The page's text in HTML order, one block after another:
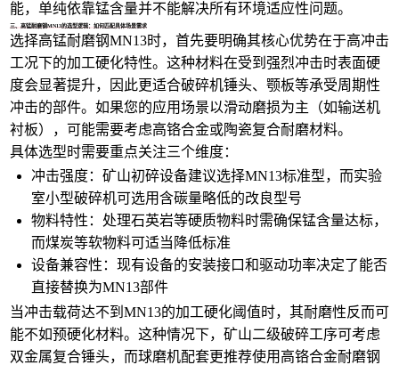
能，单纯依靠锰含量并不能解决所有环境适应性问题。
三、高锰耐磨钢MN13的选型逻辑：如何匹配具体场景需求
选择高锰耐磨钢MN13时，首先要明确其核心优势在于高冲击
工况下的加工硬化特性。这种材料在受到强烈冲击时表面硬
度会显著提升，因此更适合破碎机锤头、颚板等承受周期性
冲击的部件。如果您的应用场景以滑动磨损为主（如输送机
衬板），可能需要考虑高铬合金或陶瓷复合耐磨材料。
具体选型时需要重点关注三个维度：
冲击强度：矿山初碎设备建议选择MN13标准型，而实验
室小型破碎机可选用含碳量略低的改良型号
物料特性：处理石英岩等硬质物料时需确保锰含量达标，
而煤炭等软物料可适当降低标准
设备兼容性：现有设备的安装接口和驱动功率决定了能否
直接替换为MN13部件
当冲击载荷达不到MN13的加工硬化阈值时，其耐磨性反而可
能不如预硬化材料。这种情况下，矿山二级破碎工序可考虑
双金属复合锤头，而球磨机配套更推荐使用 高铬合金耐磨钢